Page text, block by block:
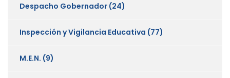
Despacho Gobernador (24)
Inspección y Vigilancia Educativa (77)
M.E.N. (9)